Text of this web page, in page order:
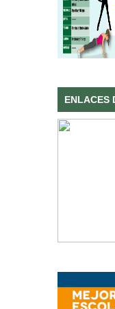
ENLACES